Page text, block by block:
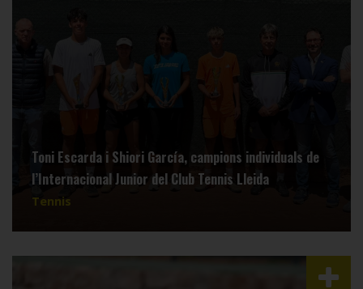
Toni Escarda i Shiori García, campions individuals de
l’Internacional Junior del Club Tennis Lleida
Tennis